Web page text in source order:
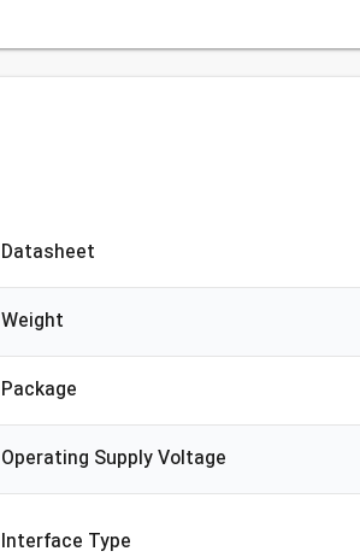
Datasheet
Weight
Package
Operating Supply Voltage
Interface Type